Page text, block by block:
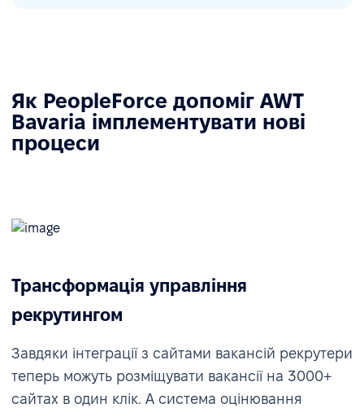
Як PeopleForce допоміг AWT
Bavaria імплементувати нові
процеси
Трансформація управління
рекрутингом
Завдяки інтеграції з сайтами вакансій рекрутери
теперь можуть розміщувати вакансії на 3000+
сайтах в один клік. А система оцінювання